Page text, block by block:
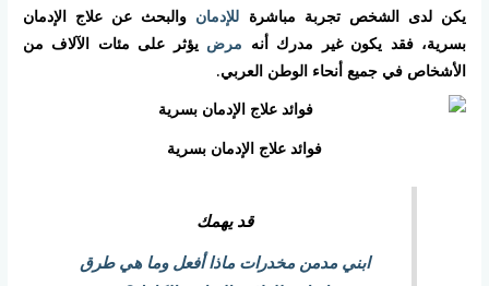
يكن لدى الشخص تجربة مباشرة للإدمان والبحث عن علاج الإدمان
بسرية، فقد يكون غير مدرك أنه مرض يؤثر على مئات الآلاف من
الأشخاص في جميع أنحاء الوطن العربي.
فوائد علاج الإدمان بسرية
قد يهمك
ابني مدمن مخدرات ماذا أفعل وما هي طرق